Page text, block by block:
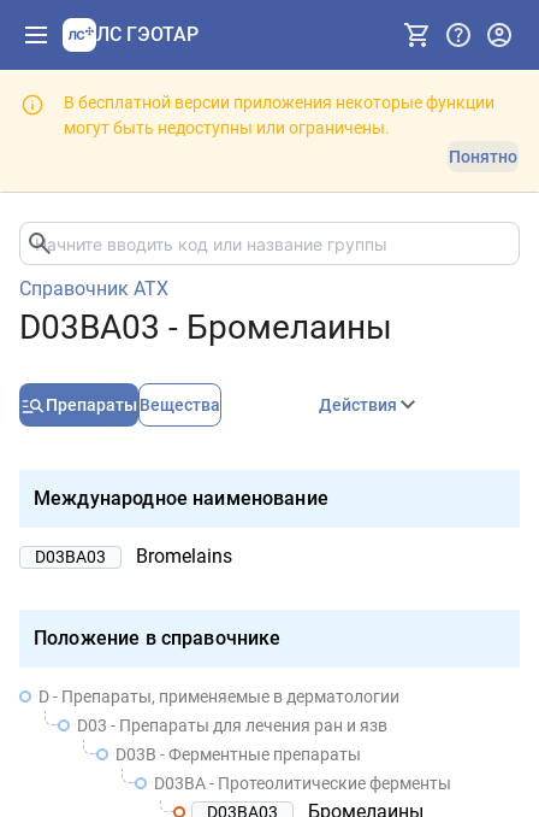
ЛС ГЭОТАР
В бесплатной версии приложения некоторые функции
могут быть недоступны или ограничены.
Понятно
Справочник АТХ
D03BA03 - Бромелаины
Препараты Вещества Действия
Международное наименование
D03BA03 Bromelains
Положение в справочнике
D - Препараты, применяемые в дерматологии
D03 - Препараты для лечения ран и язв
D03B - Ферментные препараты
D03BA - Протеолитические ферменты
D03BA03
Бромелаины